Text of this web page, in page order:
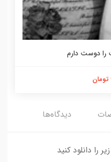
را دوست دارم
دیدگاه‌ها
را دانلود کنید